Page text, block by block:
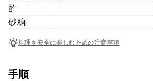
酢
砂糖
料理を安全に楽しむための注意事項
手順